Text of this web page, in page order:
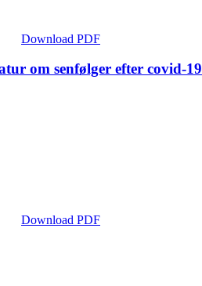
Download PDF
om senfølger efter covid-19
Download PDF